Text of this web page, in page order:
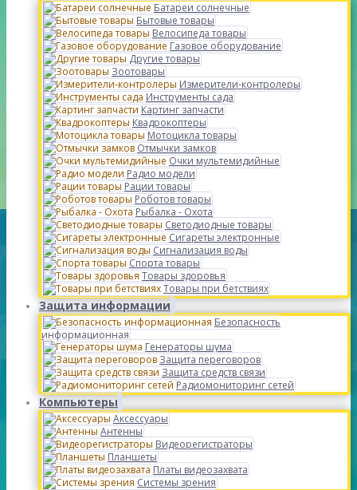
Батареи солнечные
Бытовые товары
Велосипеда товары
Газовое оборудование
Другие товары
Зоотовары
Измерители-контролеры
Инструменты сада
Картинг запчасти
Квадрокоптеры
Мотоцикла товары
Отмычки замков
Очки мультемидийные
Радио модели
Рации товары
Роботов товары
Рыбалка - Охота
Светодиодные товары
Сигареты электронные
Сигнализация воды
Спорта товары
Товары здоровья
Товары при бетствиях
Защита информации
Безопасность
информационная
Генераторы шума
Защита переговоров
Защита средств связи
Радиомониторинг сетей
Компьютеры
Аксессуары
Антенны
Видеорегистраторы
Планшеты
Платы видеозахвата
Системы зрения